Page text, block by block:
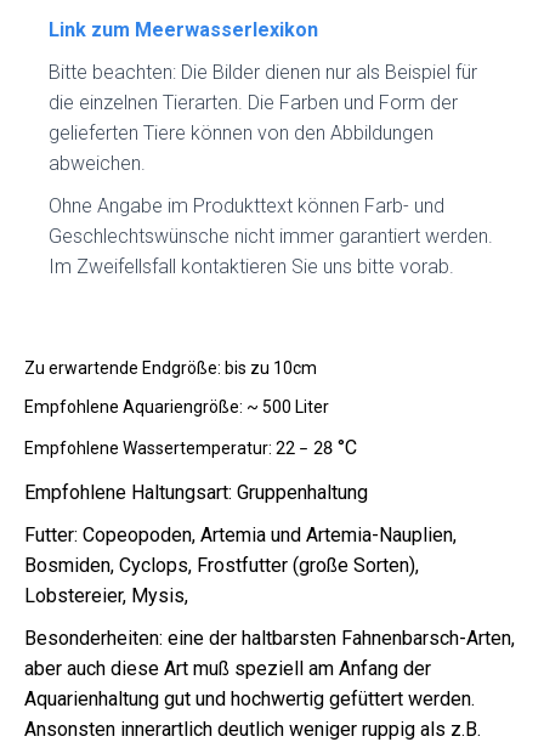
Link zum Meerwasserlexikon
Bitte beachten: Die Bilder dienen nur als Beispiel für
die einzelnen Tierarten. Die Farben und Form der
gelieferten Tiere können von den Abbildungen
abweichen.
Ohne Angabe im Produkttext können Farb- und
Geschlechtswünsche nicht immer garantiert werden.
Im Zweifellsfall kontaktieren Sie uns bitte vorab.
Zu erwartende Endgröße: bis zu 10cm
Empfohlene Aquariengröße: ~ 500 Liter
Empfohlene Wassertemperatur: 22 – 28 °C
Empfohlene Haltungsart: Gruppenhaltung
Futter: Copeopoden, Artemia und Artemia-Nauplien,
Bosmiden, Cyclops, Frostfutter (große Sorten),
Lobstereier, Mysis,
Besonderheiten: eine der haltbarsten Fahnenbarsch-Arten,
aber auch diese Art muß speziell am Anfang der
Aquarienhaltung gut und hochwertig gefüttert werden.
Ansonsten innerartlich deutlich weniger ruppig als z.B.